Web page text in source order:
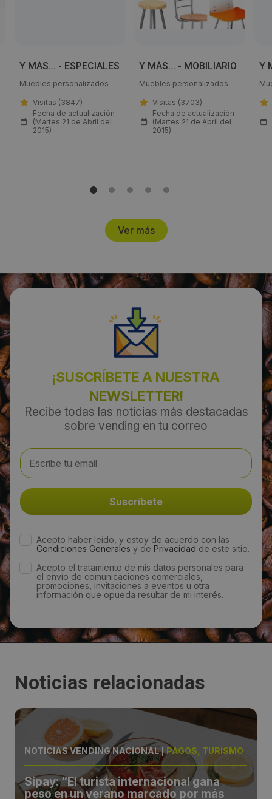
Web:
http://espaciovending.com/
Horario de contacto:
Fecha de publicación de producto:
Y MÁS... - ESPECIALES
Muebles personalizados
Visitas (3847)
Fecha de actualización
(Martes 21 de Abril del
2015)
Y MÁS... - MOBILIARIO
Muebles personalizados
Visitas (3703)
Fecha de actualización
(Martes 21 de Abril del
2015)
Y
Ver más
¡SUSCRÍBETE A NUESTRA
NEWSLETTER!
Recibe todas las noticias más destacadas
sobre vending en tu correo
Acepto haber leído, y estoy de acuerdo con las
Condiciones Generales y de Privacidad de este sitio.
Acepto el tratamiento de mis datos personales para
el envío de comunicaciones comerciales,
promociones, invitaciones a eventos u otra
información que opueda resultar de mi interés.
Noticias relacionadas
NOTICIAS VENDING NACIONAL|PAGOS, TURISMO
Sipay: “El turista internacional gana
peso en un verano marcado por más